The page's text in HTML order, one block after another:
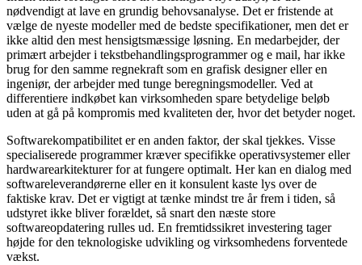
nødvendigt at lave en grundig behovsanalyse. Det er fristende at
vælge de nyeste modeller med de bedste specifikationer, men det er
ikke altid den mest hensigtsmæssige løsning. En medarbejder, der
primært arbejder i tekstbehandlingsprogrammer og e mail, har ikke
brug for den samme regnekraft som en grafisk designer eller en
ingeniør, der arbejder med tunge beregningsmodeller. Ved at
differentiere indkøbet kan virksomheden spare betydelige beløb
uden at gå på kompromis med kvaliteten der, hvor det betyder noget.
Softwarekompatibilitet er en anden faktor, der skal tjekkes. Visse
specialiserede programmer kræver specifikke operativsystemer eller
hardwarearkitekturer for at fungere optimalt. Her kan en dialog med
softwareleverandørerne eller en it konsulent kaste lys over de
faktiske krav. Det er vigtigt at tænke mindst tre år frem i tiden, så
udstyret ikke bliver forældet, så snart den næste store
softwareopdatering rulles ud. En fremtidssikret investering tager
højde for den teknologiske udvikling og virksomhedens forventede
vækst.